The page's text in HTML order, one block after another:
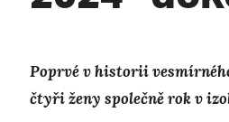
Poprvé v historii
čtyři ženy společně rok v